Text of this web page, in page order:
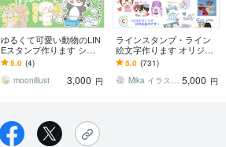
ゆるくて可愛い動物のLIN
Eスタンプ作ります シン
プルな動物キャラスタン
プ。ペットや会社キャラ
クターもＯＫ
5.0 (4)
moonillust
3,000 円
ラインスタンプ・ライン
絵文字作ります オリジナ
ルラインスタンプを作り
たい方へ
5.0 (731)
Mika イラストレーター 5,000 円